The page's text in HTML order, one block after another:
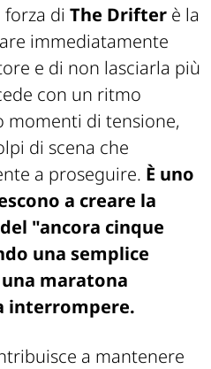
di The Drifter è la
immediatamente
e di non lasciarla più
con un ritmo
momenti di tensione,
di scena che
a proseguire. È uno
a creare la
"ancora cinque
una semplice
maratona
interrompere.
a mantenere